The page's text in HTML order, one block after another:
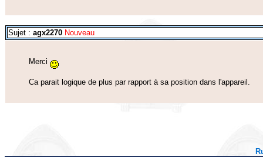
Sujet : agx2270 Nouveau
Merci
Ca parait logique de plus par rapport à sa position dans l'appareil.